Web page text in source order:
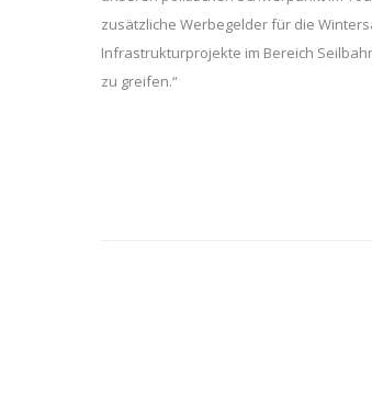
zusätzliche Werbegelder für die
Infrastrukturprojekte im Bereich
zu greifen.“